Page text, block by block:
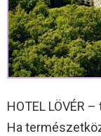
HOTEL LÖVÉR
Ha